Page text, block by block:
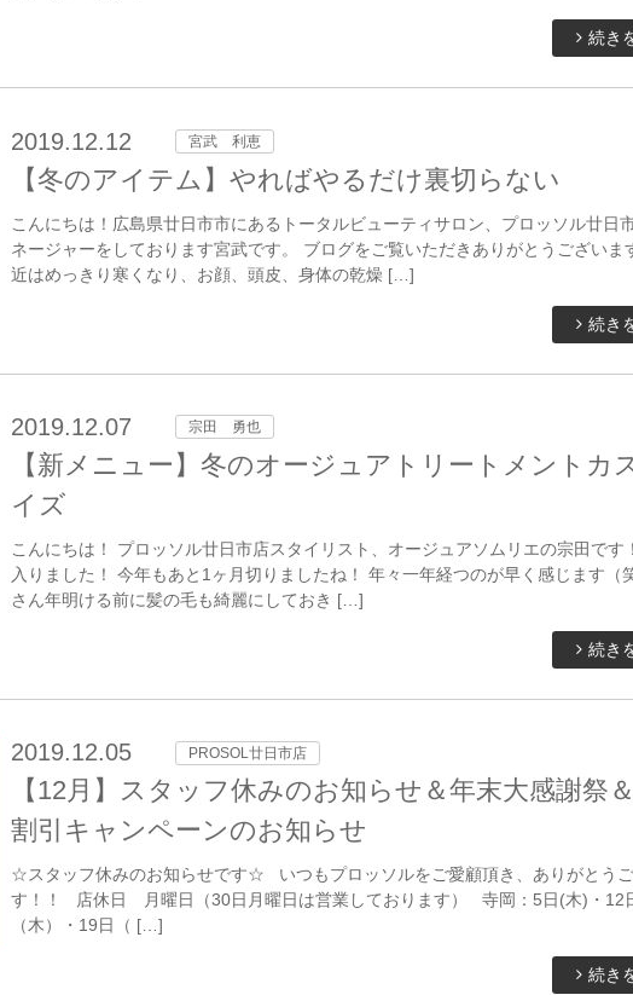
続き
2019.12.12 宮武 利恵
【冬のアイテム】やればやるだけ裏切らない
こんにちは！広島県廿日市市にあるトータルビューティサロン、プロッソル廿日
ネージャーをしております宮武です。 ブログをご覧いただきありがとうござい
近はめっきり寒くなり、お顔、頭皮、身体の乾燥 […]
続き
2019.12.07 宗田 勇也
【新メニュー】冬のオージュアトリートメントカ
イズ
こんにちは！ プロッソル廿日市店スタイリスト、オージュアソムリエの宗田です
入りました！ 今年もあと1ヶ月切りましたね！ 年々一年経つのが早く感じます
さん年明ける前に髪の毛も綺麗にしておき […]
続き
2019.12.05 PROSOL廿日市店
【12月】スタッフ休みのお知らせ＆年末大感謝祭
割引キャンペーンのお知らせ
☆スタッフ休みのお知らせです☆ いつもプロッソルをご愛顧頂き、ありがとうご
す！！ 店休日 月曜日（30日月曜日は営業しております） 寺岡：5日(木)・12
（木）・19日（ […]
続き